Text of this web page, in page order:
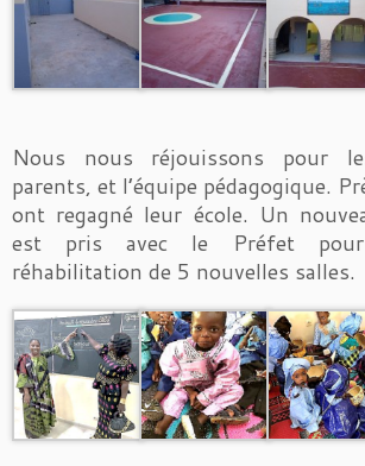
Nous nous réjouissons pour
parents, et l’équipe pédagogique.
ont regagné leur école. Un
est pris avec le Préfet pour
réhabilitation de 5 nouvelles salles.